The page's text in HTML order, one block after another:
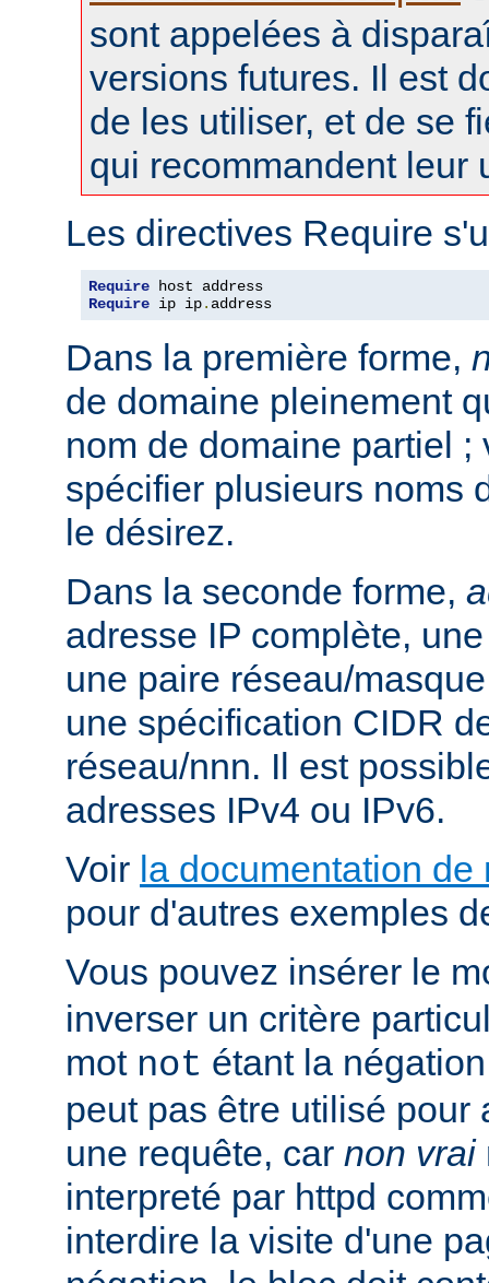
sont appelées à
versions futures. Il est
de les utiliser, et de se
qui recommandent leur
Les directives Require
Require
Require ip ip. address
Dans la première forme,
de domaine pleinement
nom de domaine partiel ;
spécifier plusieurs noms
le désirez.
Dans la seconde forme,
adresse IP complète,
une paire réseau/
une spécification CIDR
réseau/nnn. Il est
adresses IPv4 ou IPv6.
Voir la documentation de
pour d'autres exemples
Vous pouvez insérer le
inverser un critère
mot not étant la
peut pas être utilisé pour
une requête, car non vrai
interpreté par httpd
interdire la visite d'une